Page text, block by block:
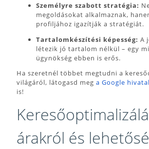
Személyre szabott stratégia:
megoldásokat alkalmaznak,
profiljához igazítják a stratégiát.
Tartalomkészítési képesség: A
létezik jó tartalom nélkül – egy
ügynökség ebben is erős.
Ha szeretnél többet megtudni a
világáról, látogasd meg a Google
is!
árakról és